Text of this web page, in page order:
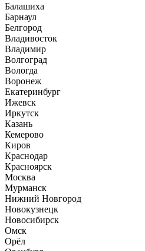
Балашиха
Барнаул
Белгород
Владивосток
Владимир
Волгоград
Вологда
Воронеж
Екатеринбург
Ижевск
Иркутск
Казань
Кемерово
Киров
Краснодар
Красноярск
Москва
Мурманск
Нижний Новгород
Новокузнецк
Новосибирск
Омск
Орёл